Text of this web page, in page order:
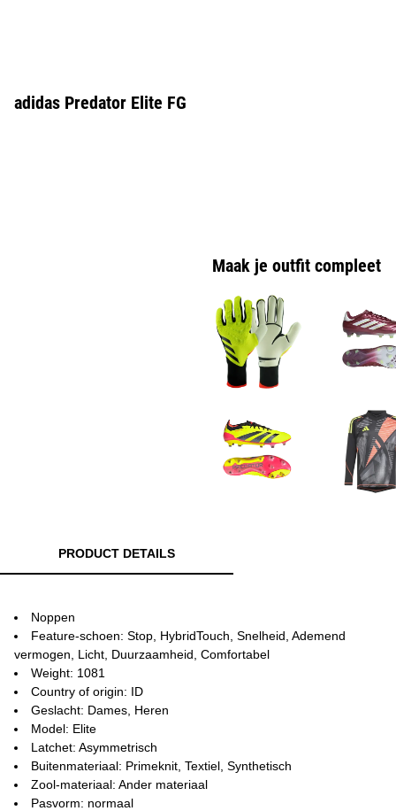
adidas Predator Elite FG
Maak je outfit compleet
PRODUCT DETAILS
Noppen
Feature-schoen: Stop, HybridTouch, Snelheid, Ademend
vermogen, Licht, Duurzaamheid, Comfortabel
Weight: 1081
Country of origin: ID
Geslacht: Dames, Heren
Model: Elite
Latchet: Asymmetrisch
Buitenmateriaal: Primeknit, Textiel, Synthetisch
Zool-materiaal: Ander materiaal
Pasvorm: normaal